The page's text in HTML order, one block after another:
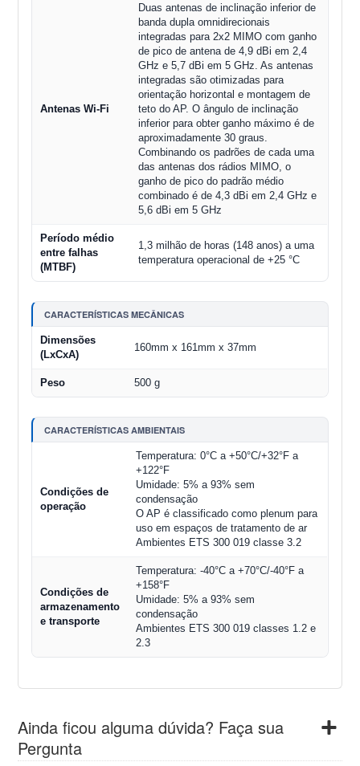
Antenas Wi-Fi
Duas antenas de inclinação inferior de
banda dupla omnidirecionais
integradas para 2x2 MIMO com ganho
de pico de antena de 4,9 dBi em 2,4
GHz e 5,7 dBi em 5 GHz. As antenas
integradas são otimizadas para
orientação horizontal e montagem de
teto do AP. O ângulo de inclinação
inferior para obter ganho máximo é de
aproximadamente 30 graus.
Combinando os padrões de cada uma
das antenas dos rádios MIMO, o
ganho de pico do padrão médio
combinado é de 4,3 dBi em 2,4 GHz e
5,6 dBi em 5 GHz
Período médio
entre falhas
(MTBF)
1,3 milhão de horas (148 anos) a uma
temperatura operacional de +25 °C
CARACTERÍSTICAS MECÂNICAS
Dimensões
(LxCxA)
160mm x 161mm x 37mm
Peso 500 g
CARACTERÍSTICAS AMBIENTAIS
Condições de
operação
Temperatura: 0°C a +50°C/+32°F a
+122°F
Umidade: 5% a 93% sem
condensação
O AP é classificado como plenum para
uso em espaços de tratamento de ar
Ambientes ETS 300 019 classe 3.2
Condições de
armazenamento
e transporte
Temperatura: -40°C a +70°C/-40°F a
+158°F
Umidade: 5% a 93% sem
condensação
Ambientes ETS 300 019 classes 1.2 e
2.3
Ainda ficou alguma dúvida? Faça sua
Pergunta